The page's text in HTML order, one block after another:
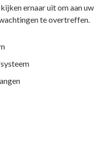
ernaar uit om aan uw
te overtreffen.